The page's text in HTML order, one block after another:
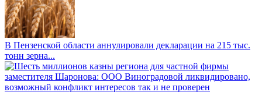
В Пензенской области аннулировали декларации на 215 тыс.
тонн зерна...